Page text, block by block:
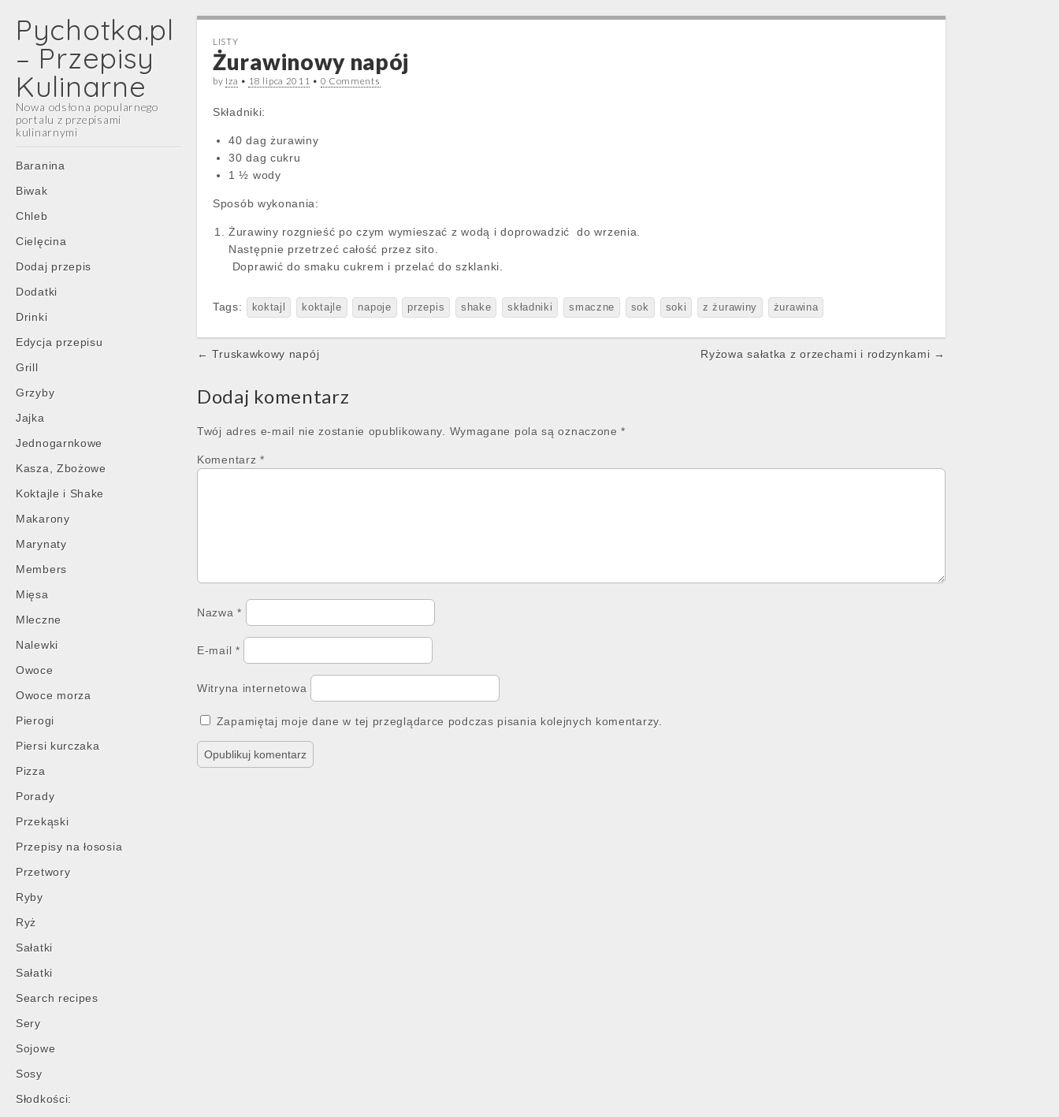
Pychotka.pl
– Przepisy
Kulinarne
Nowa odsłona popularnego
portalu z przepisami
kulinarnymi
Main
menu
Skip
content
Baranina
Biwak
Chleb
Cielęcina
Dodaj przepis
Dodatki
Drinki
Edycja przepisu
Grill
Grzyby
Jajka
Jednogarnkowe
Kasza, Zbożowe
Koktajle i Shake
Makarony
Marynaty
Members
Mięsa
Mleczne
Nalewki
Owoce
Owoce morza
Pierogi
Piersi kurczaka
Pizza
Porady
Przekąski
Przepisy na łososia
Przetwory
Ryby
Ryż
Sałatki
Sałatki
Search recipes
Sery
Sojowe
Sosy
Słodkości:
LISTY
Żurawinowy napój
by Iza • 18 lipca 2011 • 0 Comments
Składniki:
40 dag żurawiny
30 dag cukru
1 ½ wody
Sposób wykonania:
Żurawiny rozgnieść po czym wymieszać z wodą i doprowadzić do wrzenia.
Następnie przetrzeć całość przez sito.
Doprawić do smaku cukrem i przelać do szklanki.
Tags: koktajl koktajle napoje przepis shake składniki smaczne sok soki z żurawiny żurawina
Post
← Truskawkowy napój Ryżowa sałatka z orzechami i rodzynkami →
Dodaj komentarz
Twój adres e-mail nie zostanie opublikowany. Wymagane pola są oznaczone*
Komentarz *
Nazwa*
E-mail *
Witryna internetowa
Zapamiętaj moje dane w tej przeglądarce podczas pisania kolejnych komentarzy.